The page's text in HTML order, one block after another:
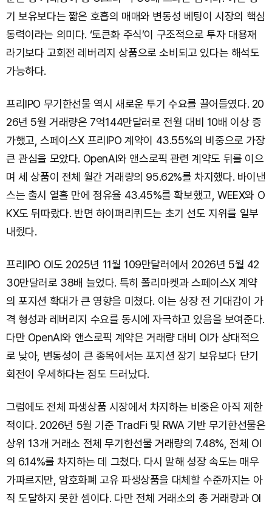
기 보유보다는 짧은 호흡의 매매와 변동성 베팅이 시장의 핵심
동력이라는 의미다. ‘토큰화 주식’이 구조적으로 투자 대용재
라기보다 고회전 레버리지 상품으로 소비되고 있다는 해석도
가능하다.
프리IPO 무기한선물 역시 새로운 투기 수요를 끌어들였다. 20
26년 5월 거래량은 7억144만달러로 전월 대비 10배 이상 증
가했고, 스페이스X 프리IPO 계약이 43.55%의 비중으로 가장
큰 관심을 모았다. OpenAI와 앤스로픽 관련 계약도 뒤를 이으
며 세 상품이 전체 월간 거래량의 95.62%를 차지했다. 바이낸
스는 출시 열흘 만에 점유율 43.45%를 확보했고, WEEX와 O
KX도 뒤따랐다. 반면 하이퍼리퀴드는 초기 선도 지위를 일부
내줬다.
프리IPO OI도 2025년 11월 109만달러에서 2026년 5월 42
30만달러로 38배 늘었다. 특히 폴리마켓과 스페이스X 계약
의 포지션 확대가 큰 영향을 미쳤다. 이는 상장 전 기대감이 가
격 형성과 레버리지 수요를 동시에 자극하고 있음을 보여준다.
다만 OpenAI와 앤스로픽 계약은 거래량 대비 OI가 상대적으
로 낮아, 변동성이 큰 종목에서는 포지션 장기 보유보다 단기
회전이 우세하다는 점도 드러났다.
그럼에도 전체 파생상품 시장에서 차지하는 비중은 아직 제한
적이다. 2026년 5월 기준 TradFi 및 RWA 기반 무기한선물은
상위 13개 거래소 전체 무기한선물 거래량의 7.48%, 전체 OI
의 6.14%를 차지하는 데 그쳤다. 다시 말해 성장 속도는 매우
가파르지만, 암호화폐 고유 파생상품을 대체할 수준까지는 아
직 도달하지 못한 셈이다. 다만 전체 거래소의 총 거래량과 OI